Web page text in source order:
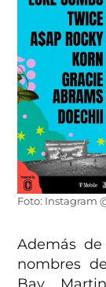
Foto: Instagram
Además
nombres
Bay,